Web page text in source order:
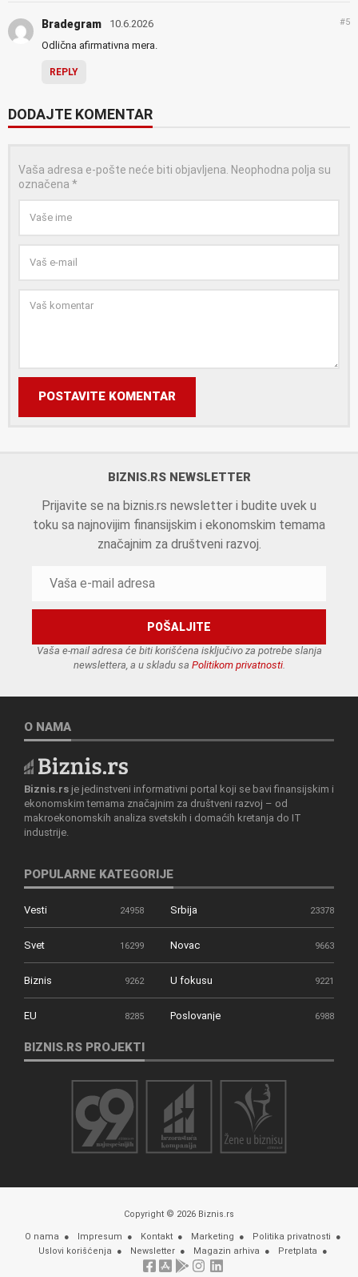
Bradegram 10.6.2026 #5
Odlična afirmativna mera.
REPLY
DODAJTE KOMENTAR
Vaša adresa e-pošte neće biti objavljena. Neophodna polja su
označena *
POSTAVITE KOMENTAR
BIZNIS.RS NEWSLETTER
Prijavite se na biznis.rs newsletter i budite uvek u
toku sa najnovijim finansijskim i ekonomskim temama
značajnim za društveni razvoj.
Vaša e-mail adresa će biti korišćena isključivo za potrebe slanja
newslettera, a u skladu sa Politikom privatnosti.
O NAMA
Biznis.rs je jedinstveni informativni portal koji se bavi finansijskim i
ekonomskim temama značajnim za društveni razvoj – od
makroekonomskih analiza svetskih i domaćih kretanja do IT
industrije.
POPULARNE KATEGORIJE
Vesti 24958 Srbija 23378
Svet 16299 Novac 9663
Biznis 9262 U fokusu 9221
EU 8285 Poslovanje 6988
BIZNIS.RS PROJEKTI
Copyright © 2026 Biznis.rs
O nama Impresum Kontakt Marketing
Politika privatnosti
Uslovi korišćenja
Newsletter Magazin arhiva Pretplata